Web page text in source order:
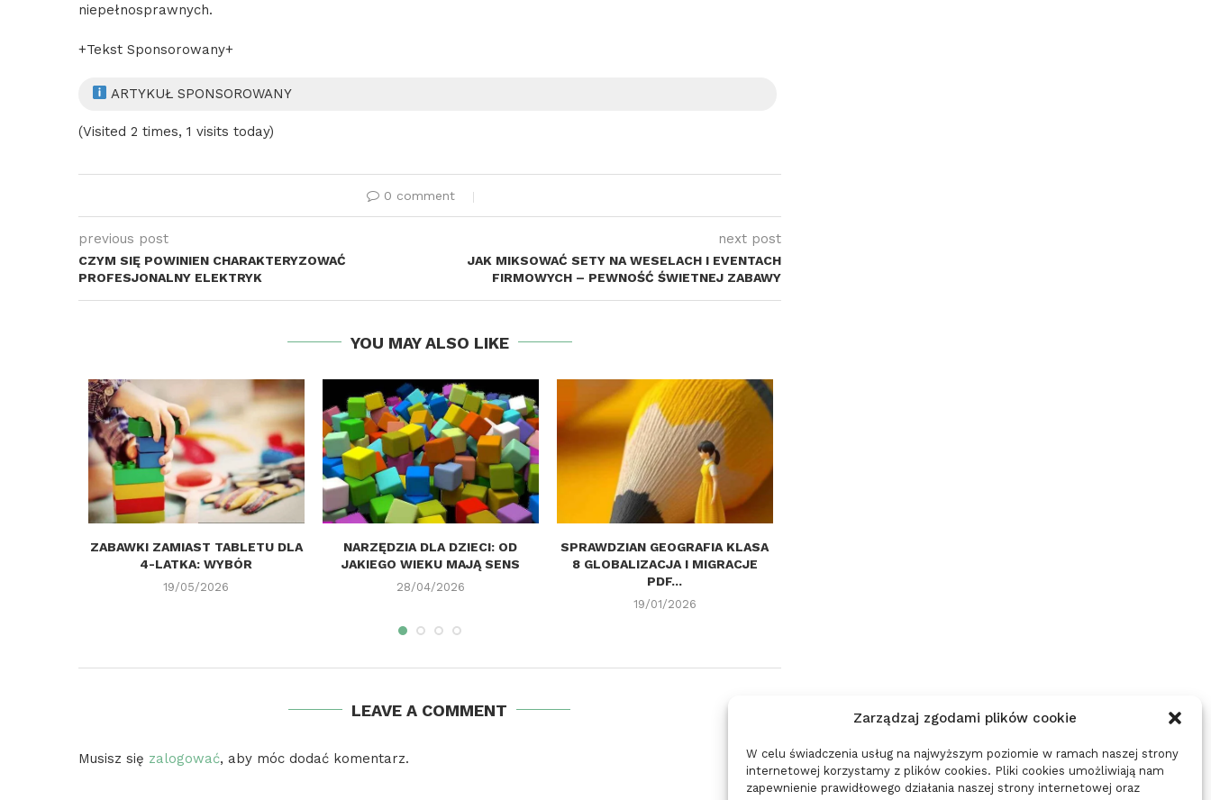
Zarządzaj zgodami plików cookie
W celu świadczenia usług na najwyższym poziomie w ramach naszej strony
internetowej korzystamy z plików cookies. Pliki cookies umożliwiają nam
zapewnienie prawidłowego działania naszej strony internetowej oraz
niepełnosprawnych.
+Tekst Sponsorowany+
ARTYKUŁ SPONSOROWANY
(Visited 2 times, 1 visits today)
0 comment
previous post
CZYM SIĘ POWINIEN CHARAKTERYZOWAĆ
PROFESJONALNY ELEKTRYK
next post
JAK MIKSOWAĆ SETY NA WESELACH I EVENTACH
FIRMOWYCH – PEWNOŚĆ ŚWIETNEJ ZABAWY
YOU MAY ALSO LIKE
ZABAWKI ZAMIAST TABLETU DLA
4-LATKA: WYBÓR
19/05/2026
NARZĘDZIA DLA DZIECI: OD
JAKIEGO WIEKU MAJĄ SENS
28/04/2026
SPRAWDZIAN GEOGRAFIA KLASA
8 GLOBALIZACJA I MIGRACJE
PDF...
19/01/2026
LEAVE A COMMENT
Musisz się zalogować, aby móc dodać komentarz.